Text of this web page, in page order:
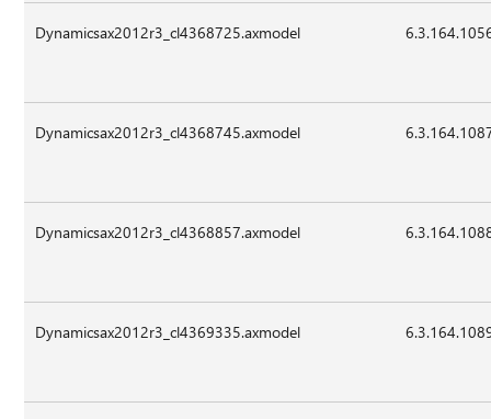
Dynamicsax2012r3_cl4368725.axmodel
Dynamicsax2012r3_cl4368745.axmodel
Dynamicsax2012r3_cl4368857.axmodel
Dynamicsax2012r3_cl4369335.axmodel